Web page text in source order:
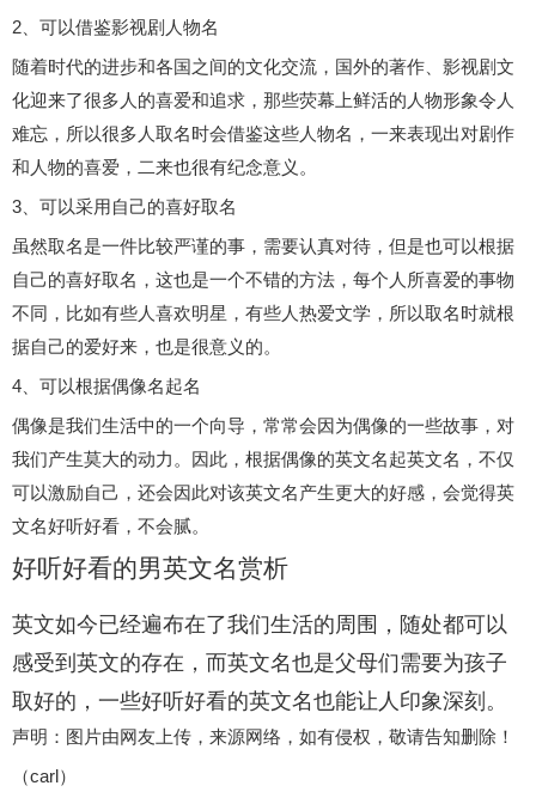
2、可以借鉴影视剧人物名
随着时代的进步和各国之间的文化交流，国外的著作、影视剧文
化迎来了很多人的喜爱和追求，那些荧幕上鲜活的人物形象令人
难忘，所以很多人取名时会借鉴这些人物名，一来表现出对剧作
和人物的喜爱，二来也很有纪念意义。
3、可以采用自己的喜好取名
虽然取名是一件比较严谨的事，需要认真对待，但是也可以根据
自己的喜好取名，这也是一个不错的方法，每个人所喜爱的事物
不同，比如有些人喜欢明星，有些人热爱文学，所以取名时就根
据自己的爱好来，也是很意义的。
4、可以根据偶像名起名
偶像是我们生活中的一个向导，常常会因为偶像的一些故事，对
我们产生莫大的动力。因此，根据偶像的英文名起英文名，不仅
可以激励自己，还会因此对该英文名产生更大的好感，会觉得英
文名好听好看，不会腻。
好听好看的男英文名赏析
英文如今已经遍布在了我们生活的周围，随处都可以
感受到英文的存在，而英文名也是父母们需要为孩子
取好的，一些好听好看的英文名也能让人印象深刻。
声明：图片由网友上传，来源网络，如有侵权，敬请告知删除！
（carl）